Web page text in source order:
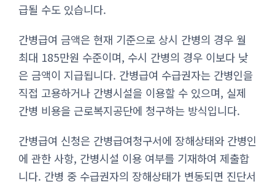
급될 수도 있습니다.
간병급여 금액은 현재 기준으로 상시 간병의 경우 월
최대 185만원 수준이며, 수시 간병의 경우 이보다 낮
은 금액이 지급됩니다. 간병급여 수급권자는 간병인을
직접 고용하거나 간병시설을 이용할 수 있으며, 실제
간병 비용을 근로복지공단에 청구하는 방식입니다.
간병급여 신청은 간병급여청구서에 장해상태와 간병인
에 관한 사항, 간병시설 이용 여부를 기재하여 제출합
니다. 간병 중 수급권자의 장해상태가 변동되면 진단서